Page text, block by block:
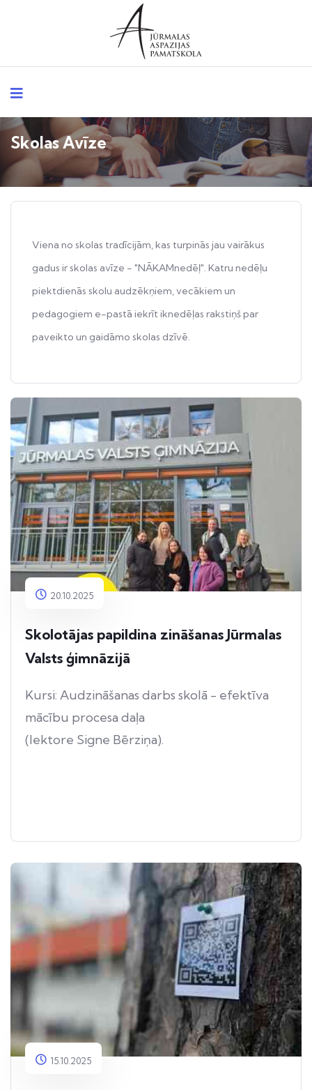
Skolas Avīze
Viena no skolas tradīcijām, kas turpinās jau vairākus
gadus ir skolas avīze - "NĀKAMnedēļ". Katru nedēļu
piektdienās skolu audzēkņiem, vecākiem un
pedagogiem e-pastā iekrīt iknedēļas rakstiņš par
paveikto un gaidāmo skolas dzīvē.
20.10.2025
Skolotājas papildina zināšanas Jūrmalas
Valsts ģimnāzijā
Kursi: Audzināšanas darbs skolā - efektīva
mācību procesa daļa
(lektore Signe Bērziņa).
15.10.2025